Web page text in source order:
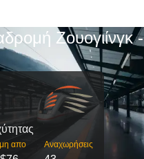
Ζουογιίνγκ -
απο Αναχωρήσεις